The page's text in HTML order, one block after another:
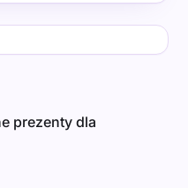
prezenty dla